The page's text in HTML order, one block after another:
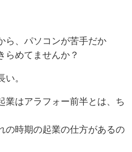
ら、パソコンが苦手だか
らめてませんか？
。
業はアラフォー前半とは、ち
の時期の起業の仕方があるの